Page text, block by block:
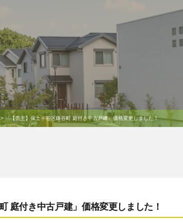
「【売主】保土ヶ谷区鎌谷町 庭付き中古戸建」価格変更しました！
庭付き中古戸建」価格変更しました！